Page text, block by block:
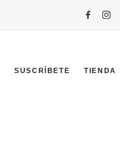
SUSCRÍBETE TIENDA